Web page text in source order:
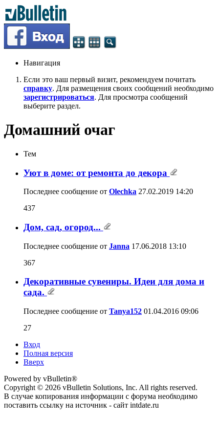
Навигация
Если это ваш первый визит, рекомендуем почитать
справку. Для размещения своих сообщений необходимо
зарегистрироваться. Для просмотра сообщений
выберите раздел.
Домашний очаг
Тем
Уют в доме: от ремонта до декора
Последнее сообщение от Olechka 27.02.2019 14:20
437
Дом, сад, огород...
Последнее сообщение от Janna 17.06.2018 13:10
367
Декоративные сувениры. Идеи для дома и
сада.
Последнее сообщение от Tanya152 01.04.2016 09:06
27
Вход
Полная версия
Вверх
Powered by vBulletin®
Copyright © 2026 vBulletin Solutions, Inc. All rights reserved.
В случае копирования информации с форума необходимо
поставить ссылку на источник - сайт intdate.ru